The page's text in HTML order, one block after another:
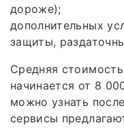
дороже);
дополнительных
защиты,
Средняя
начинается от 8
можно узнать
сервисы